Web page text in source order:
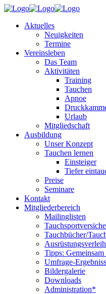
Aktuelles
Neuigkeiten
Termine
Vereinsleben
Das Team
Aktivitäten
Training
Tauchen
Apnoe
Urlaub
Mitgliedschaft
Ausbildung
Unser Konzept
Tauchen lernen
Einsteiger
Tiefer
Preise
Seminare
Kontakt
Mitgliederbereich
Mailinglisten
Tauchbücher/
Tipps:
Umfrage-
Bildergalerie
Downloads
Administration*